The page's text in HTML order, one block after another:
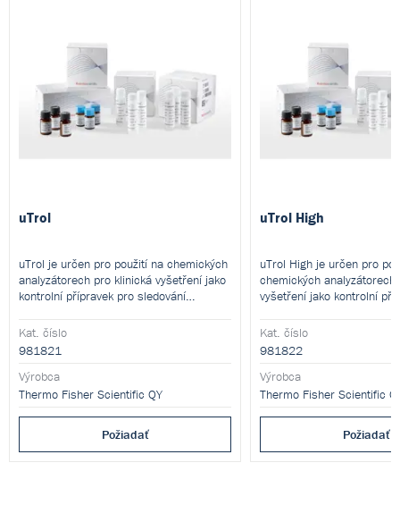
uTrol
uTrol je určen pro použití na chemických
analyzátorech pro klinická vyšetření jako
kontrolní přípravek pro sledování
Kat. číslo
981821
Výrobca
Thermo Fisher Scientific QY
Požiadať
uTrol High
uTrol High je určen pro
chemických analyzátorech
vyšetření jako kontrolní
Kat. číslo
981822
Výrobca
Thermo Fisher Scientific
Požiadať